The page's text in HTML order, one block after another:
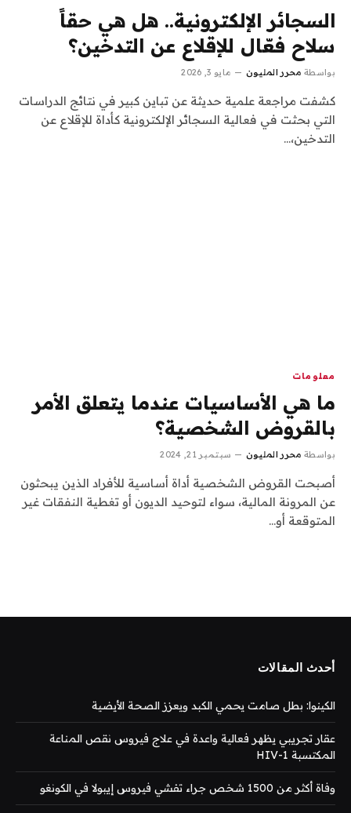
السجائر الإلكترونية.. هل هي حقاً
سلاح فعّال للإقلاع عن التدخين؟
بواسطة محرر المليون مايو 3, 2026
كشفت مراجعة علمية حديثة عن تباين كبير في نتائج الدراسات
التي بحثت في فعالية السجائر الإلكترونية كأداة للإقلاع عن
التدخين،…
معلومات
ما هي الأساسيات عندما يتعلق الأمر
بالقروض الشخصية؟
بواسطة محرر المليون سبتمبر 21, 2024
أصبحت القروض الشخصية أداة أساسية للأفراد الذين يبحثون
عن المرونة المالية، سواء لتوحيد الديون أو تغطية النفقات غير
المتوقعة أو…
أحدث المقالات
الكينوا: بطل صامت يحمي الكبد ويعزز الصحة الأيضية
عقار تجريبي يظهر فعالية واعدة في علاج فيروس نقص المناعة
المكتسبة HIV-1
وفاة أكثر من 1500 شخص جراء تفشي فيروس إيبولا في الكونغو